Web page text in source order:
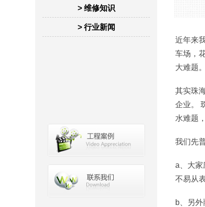
> 维修知识
> 行业新闻
近年来
车场，
大难题
其实珠
企业。
水难题
我们先
a、大家
不易从
b、另